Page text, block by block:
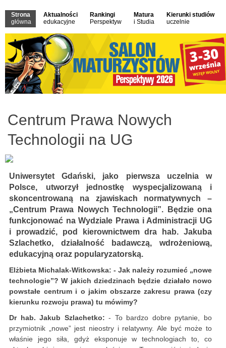
Strona
główna
Aktualności
edukacyjne
Rankingi
Perspektyw
Matura
i Studia
Kierunki studiów
uczelnie
Centrum Prawa Nowych
Technologii na UG
Uniwersytet Gdański, jako pierwsza uczelnia w
Polsce, utworzył jednostkę wyspecjalizowaną i
skoncentrowaną na zjawiskach normatywnych –
„Centrum Prawa Nowych Technologii”. Będzie ona
funkcjonować na Wydziale Prawa i Administracji UG
i prowadzić, pod kierownictwem dra hab. Jakuba
Szlachetko, działalność badawczą, wdrożeniową,
edukacyjną oraz popularyzatorską.
Elżbieta Michalak-Witkowska: - Jak należy rozumieć „nowe
technologie”? W jakich dziedzinach będzie działało nowo
powstałe centrum i o jakim obszarze zakresu prawa (czy
kierunku rozwoju prawa) tu mówimy?
Dr hab. Jakub Szlachetko: - To bardzo dobre pytanie, bo
przymiotnik „nowe” jest nieostry i relatywny. Ale być może to
właśnie jego siła, gdyż eksponuje w technologiach to, co